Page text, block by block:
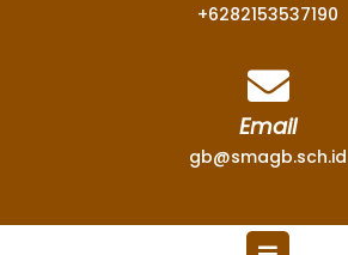
+6282153537190
Email
gb@smagb.sch.id